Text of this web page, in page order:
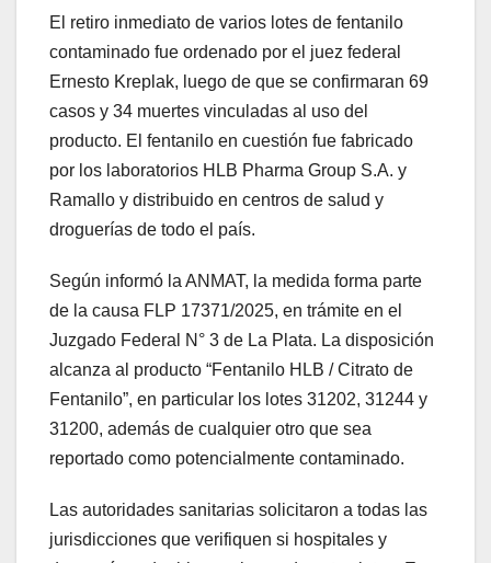
El retiro inmediato de varios lotes de fentanilo
contaminado fue ordenado por el juez federal
Ernesto Kreplak, luego de que se confirmaran 69
casos y 34 muertes vinculadas al uso del
producto. El fentanilo en cuestión fue fabricado
por los laboratorios HLB Pharma Group S.A. y
Ramallo y distribuido en centros de salud y
droguerías de todo el país.
Según informó la ANMAT, la medida forma parte
de la causa FLP 17371/2025, en trámite en el
Juzgado Federal N° 3 de La Plata. La disposición
alcanza al producto “Fentanilo HLB / Citrato de
Fentanilo”, en particular los lotes 31202, 31244 y
31200, además de cualquier otro que sea
reportado como potencialmente contaminado.
Las autoridades sanitarias solicitaron a todas las
jurisdicciones que verifiquen si hospitales y